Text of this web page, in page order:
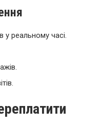
у реальному часі.